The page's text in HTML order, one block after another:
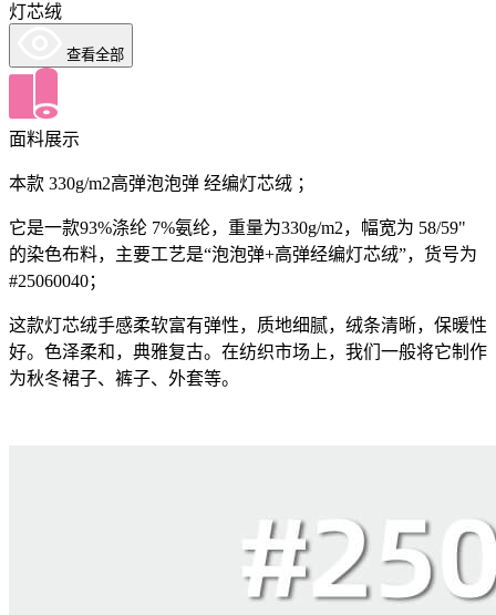
灯芯绒
查看全部
面料展示
本款 330g/m2高弹泡泡弹 经编灯芯绒 ；
它是一款93%涤纶 7%氨纶，重量为330g/m2，幅宽为 58/59"
的染色布料，主要工艺是“泡泡弹+高弹经编灯芯绒”，货号为
#25060040；
这款灯芯绒手感柔软富有弹性，质地细腻，绒条清晰，保暖性
好。色泽柔和，典雅复古。在纺织市场上，我们一般将它制作
为秋冬裙子、裤子、外套等。